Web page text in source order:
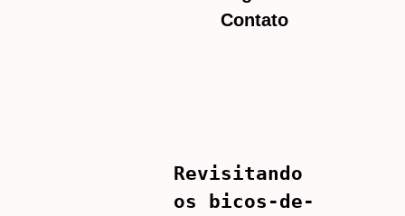
Contato
Revisitando
os bicos-de-